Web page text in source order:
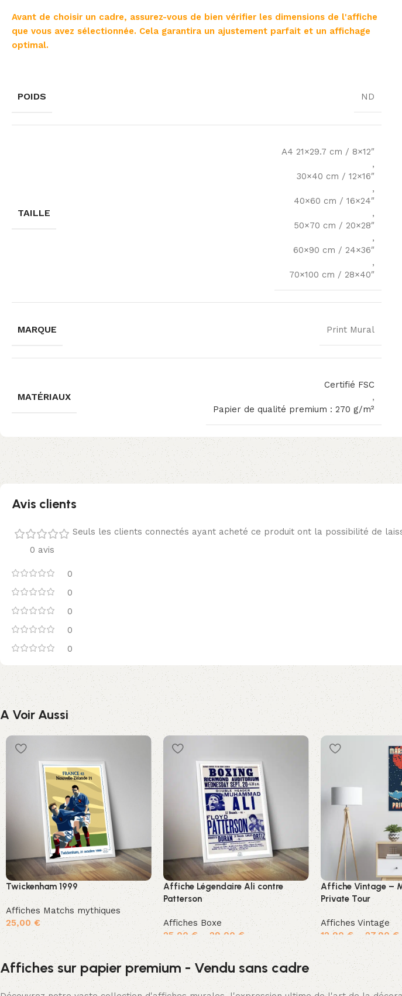
Avant de choisir un cadre, assurez-vous de bien vérifier les dimensions de l'affiche
que vous avez sélectionnée. Cela garantira un ajustement parfait et un affichage
optimal.
POIDS ND
TAILLE
A4 21×29.7 cm / 8×12″
,
30×40 cm / 12×16″
,
40×60 cm / 16×24″
,
50×70 cm / 20×28″
,
60×90 cm / 24×36″
,
70×100 cm / 28×40″
MARQUE Print Mural
MATÉRIAUX
Certifié FSC
,
Papier de qualité premium : 270 g/m²
Avis clients
0 avis
0
0
0
0
0
Seuls les clients connectés ayant acheté ce produit ont la possibilité de
A Voir Aussi
Twickenham 1999
Affiches Matchs mythiques
25,00€
Ajouter au panier
Affiche Légendaire Ali contre
Patterson
Affiches Boxe
25,00 € – 29,00€
Choix des options
Affiche Vintage –
Private Tour
Affiches Vintage
12,90 €– 27,90 €
Choix des options
Affiches sur papier premium - Vendu sans cadre